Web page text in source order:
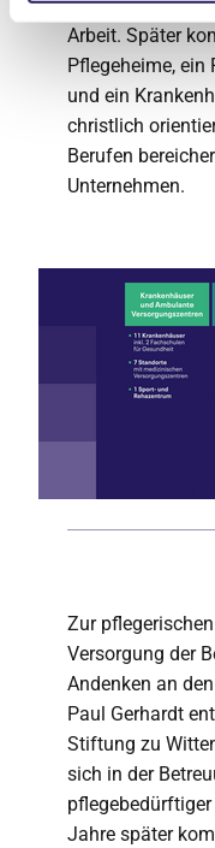
Kaiserswerther
Arbeit. Später
Pflegeheime, ein
und ein
christlich
Berufen
Unternehmen.
Zur
Versorgung der
Andenken an
Paul Gerhardt
Stiftung zu
sich in der
Jahre später